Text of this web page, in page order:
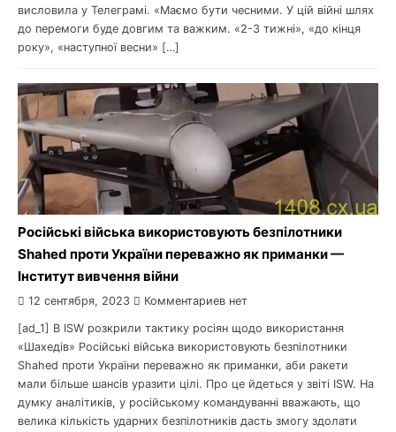
висловила у Телеграмі. «Маємо бути чесними. У цій війні шлях
до перемоги буде довгим та важким. «2-3 тижні», «до кінця
року», «наступної весни» […]
Російські війська використовують безпілотники
Shahed проти України переважно як приманки —
Інститут вивчення війни
12 сентября, 2023 Комментариев нет
[ad_1] В ISW розкрили тактику росіян щодо використання
«Шахедів» Російські війська використовують безпілотники
Shahed проти України переважно як приманки, аби ракети
мали більше шансів уразити цілі. Про це йдеться у звіті ISW. На
думку аналітиків, у російському командуванні вважають, що
велика кількість ударних безпілотників дасть змогу здолати